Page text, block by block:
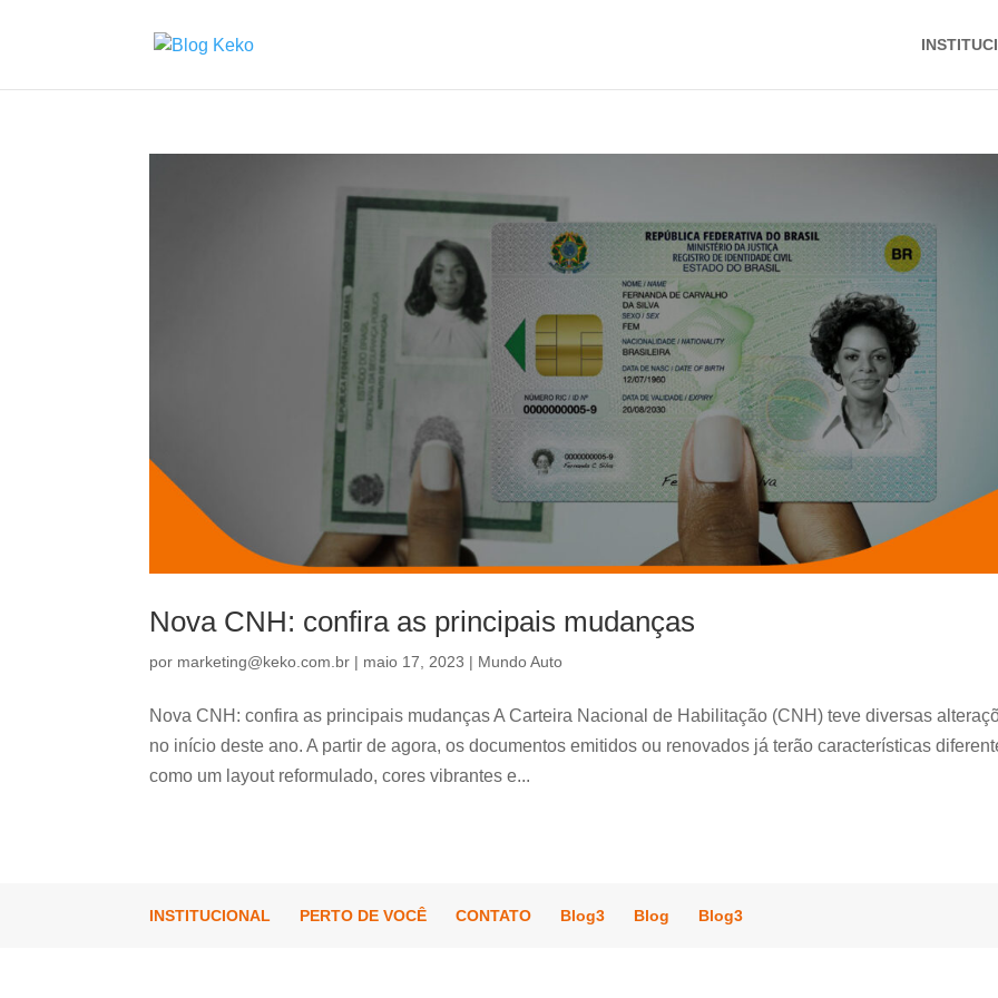
Nova CNH: confira as principais mudanças
por marketing@keko.com.br | maio 17, 2023 | Mundo Auto
Nova CNH: confira as principais mudanças A Carteira Nacional de Habilitação (CNH) teve diversas
no início deste ano. A partir de agora, os documentos emitidos ou renovados já terão características
como um layout reformulado, cores vibrantes e...
INSTITUCIONAL PERTO DE VOCÊ CONTATO Blog3 Blog Blog3